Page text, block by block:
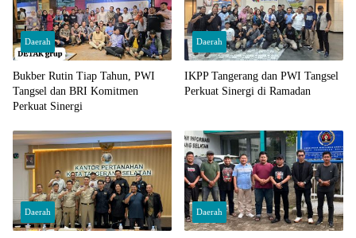
Daerah
Bukber Rutin Tiap Tahun, PWI
Tangsel dan BRI Komitmen
Perkuat Sinergi
Daerah
IKPP Tangerang dan PWI Tangsel
Perkuat Sinergi di Ramadan
Daerah Daerah